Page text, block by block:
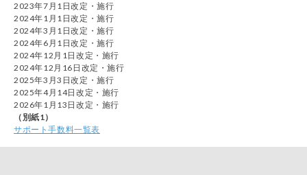
2023年7月1日改定・施行
2024年1月1日改定・施行
2024年3月1日改定・施行
2024年6月1日改定・施行
2024年12月1日改定・施行
2024年12月16日改定・施行
2025年3月3日改定・施行
2025年4月14日改定・施行
2026年1月13日改定・施行
（別紙1）
サポート手数料一覧表